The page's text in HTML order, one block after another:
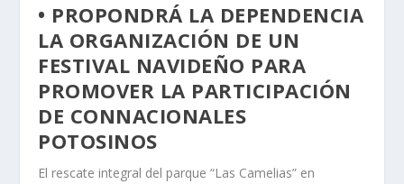
• PROPONDRÁ LA DEPENDENCIA
LA ORGANIZACIÓN DE UN
FESTIVAL NAVIDEÑO PARA
PROMOVER LA PARTICIPACIÓN
DE CONNACIONALES
POTOSINOS
El rescate integral del parque “Las Camelias” en